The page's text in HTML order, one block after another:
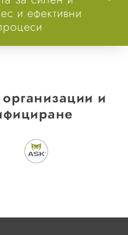
и ефективни
и